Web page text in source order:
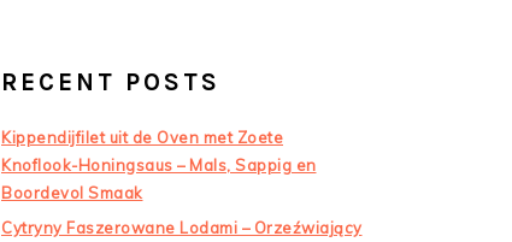
RECENT POSTS
Kippendijfilet uit de Oven met Zoete
Knoflook-Honingsaus – Mals, Sappig en
Boordevol Smaak
Cytryny Faszerowane Lodami – Orzeźwiający